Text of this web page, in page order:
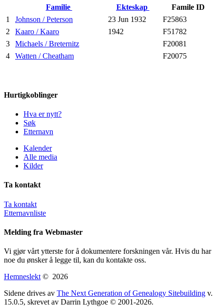
Familie Ekteskap
Famile ID
1
Johnson / Peterson 23 Jun 1932
F25863
2
Kaaro / Kaaro 1942
F51782
3
Michaels / Breternitz
F20081
4
Watten / Cheatham F20075
Hurtigkoblinger
Hva er nytt?
Søk
Etternavn
Kalender
Alle media
Kilder
Ta kontakt
Ta kontakt
Etternavnliste
Melding fra Webmaster
Vi gjør vårt ytterste for å dokumentere forskningen vår. Hvis du har
noe du ønsker å legge til, kan du kontakte oss.
Hemneslekt © 2026
Sidene drives av The Next Generation of Genealogy Sitebuilding v.
15.0.5, skrevet av Darrin Lythgoe © 2001-2026.